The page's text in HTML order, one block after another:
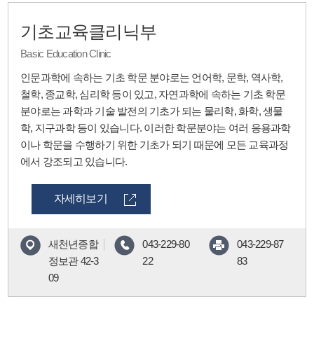
기초교육클리닉부
Basic Education Clinic
인문과학에 속하는 기초 학문 분야로는 언어학, 문학, 역사학,
철학, 종교학, 심리학 등이 있고, 자연과학에 속하는 기초 학문
분야로는 과학과 기술 발전의 기초가 되는 물리학, 화학, 생물
학, 지구과학 등이 있습니다. 이러한 학문분야는 여러 응용과학
이나 학문을 수행하기 위한 기초가 되기 때문에 모든 교육과정
에서 강조되고 있습니다.
자세히보기
새천년종합
정보관 42-3
09
043-229-80
22
043-229-87
83